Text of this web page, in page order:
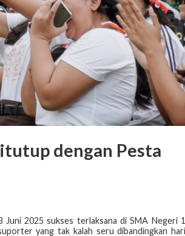
dengan Pesta
2025 sukses terlaksana di SMA Negeri 1
yang tak kalah seru dibandingkan hari